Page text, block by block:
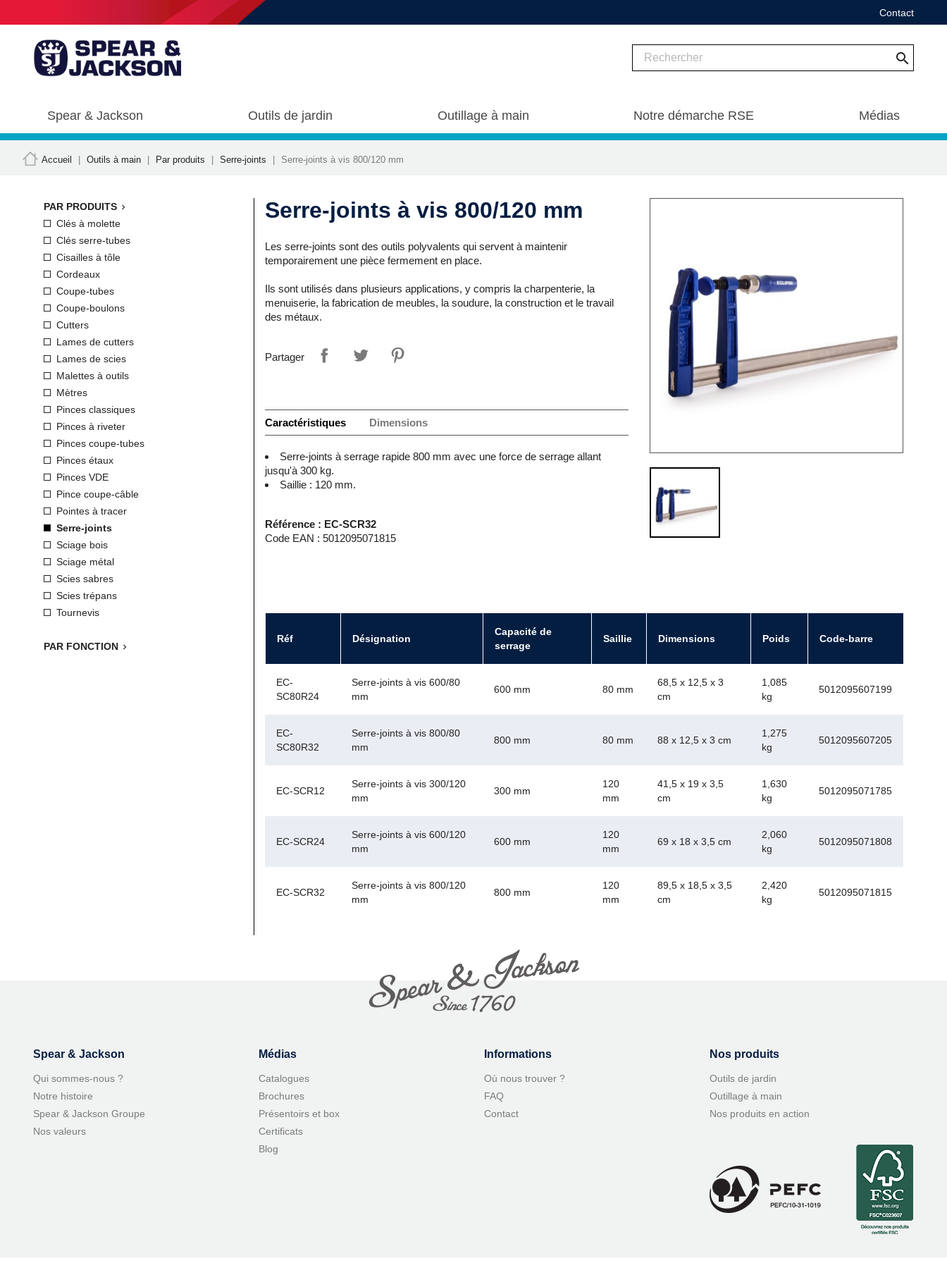
Contact
search
Spear & Jackson Outils de jardin Outillage à main Notre démarche RSE Médias
Accueil Outils à main Par produits Serre-joints Serre-joints à vis 800/120 mm
PAR PRODUITS 
Clés à molette
Clés serre-tubes
Cisailles à tôle
Cordeaux
Coupe-tubes
Coupe-boulons
Cutters
Lames de cutters
Lames de scies
Malettes à outils
Mètres
Pinces classiques
Pinces à riveter
Pinces coupe-tubes
Pinces étaux
Pinces VDE
Pince coupe-câble
Pointes à tracer
Serre-joints
Sciage bois
Sciage métal
Scies sabres
Scies trépans
Tournevis
PAR FONCTION 
Serre-joints à vis 800/120 mm
Les serre-joints sont des outils polyvalents qui servent à maintenir
temporairement une pièce fermement en place.
Ils sont utilisés dans plusieurs applications, y compris la charpenterie, la
menuiserie, la fabrication de meubles, la soudure, la construction et le travail
des métaux.
Partager
Caractéristiques Dimensions
Serre-joints à serrage rapide 800 mm avec une force de serrage allant
jusqu'à 300 kg.
Saillie : 120 mm.
Référence : EC-SCR32
Code EAN : 5012095071815
Réf Désignation
Capacité de
serrage
Saillie Dimensions Poids Code-barre
EC-
SC80R24
Serre-joints à vis 600/80
mm
600 mm 80 mm
68,5 x 12,5 x 3
cm
1,085
kg
5012095607199
EC-
SC80R32
Serre-joints à vis 800/80
mm
800 mm 80 mm 88 x 12,5 x 3 cm
1,275
kg
5012095607205
EC-SCR12
Serre-joints à vis 300/120
mm
300 mm
120
mm
41,5 x 19 x 3,5
cm
1,630
kg
5012095071785
EC-SCR24
Serre-joints à vis 600/120
mm
600 mm
120
mm
69 x 18 x 3,5 cm
2,060
kg
5012095071808
EC-SCR32
Serre-joints à vis 800/120
mm
800 mm
120
mm
89,5 x 18,5 x 3,5
cm
2,420
kg
5012095071815
Spear & Jackson
Qui sommes-nous ?
Notre histoire
Spear & Jackson Groupe
Nos valeurs
Médias
Catalogues
Brochures
Présentoirs et box
Certificats
Blog
Informations
Où nous trouver ?
FAQ
Contact
Nos produits
Outils de jardin
Outillage à main
Nos produits en action